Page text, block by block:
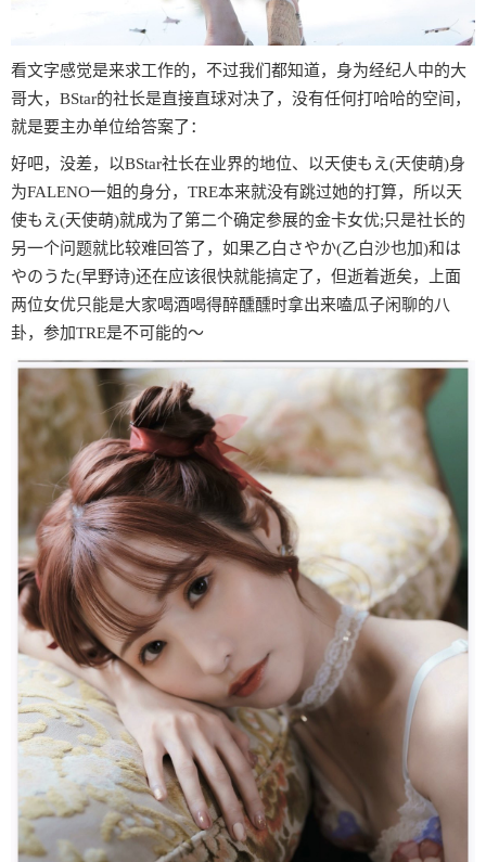
看文字感觉是来求工作的，不过我们都知道，身为经纪人中的大
哥大，BStar的社长是直接直球对决了，没有任何打哈哈的空间，
就是要主办单位给答案了：
好吧，没差，以BStar社长在业界的地位、以天使もえ(天使萌)身
为FALENO一姐的身分，TRE本来就没有跳过她的打算，所以天
使もえ(天使萌)就成为了第二个确定参展的金卡女优;只是社长的
另一个问题就比较难回答了，如果乙白さやか(乙白沙也加)和は
やのうた(早野诗)还在应该很快就能搞定了，但逝着逝矣，上面
两位女优只能是大家喝酒喝得醉醺醺时拿出来嗑瓜子闲聊的八
卦，参加TRE是不可能的〜